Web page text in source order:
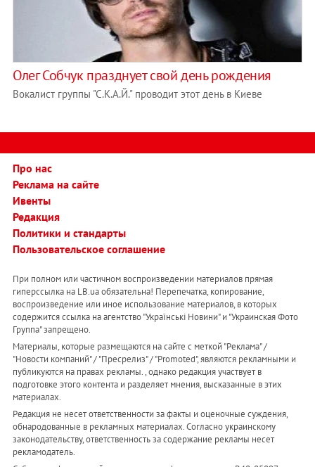
Олег Собчук празднует свой день рождения
Вокалист группы "С.К.А.Й." проводит этот день в Киеве
Про нас
Реклама на сайте
Ивенты
Редакция
Политики и стандарты
Пользовательское соглашение
При полном или частичном воспроизведении материалов прямая
гиперссылка на LB.ua обязательна! Перепечатка, копирование,
воспроизведение или иное использование материалов, в которых
содержится ссылка на агентство "Українськi Новини" и "Украинская Фото
Группа" запрещено.
Материалы, которые размещаются на сайте с меткой "Реклама" /
"Новости компаний" / "Пресрелиз" / "Promoted", являются рекламными и
публикуются на правах рекламы. , однако редакция участвует в
подготовке этого контента и разделяет мнения, высказанные в этих
материалах.
Редакция не несет ответственности за факты и оценочные суждения,
обнародованные в рекламных материалах. Согласно украинскому
законодательству, ответственность за содержание рекламы несет
рекламодатель.